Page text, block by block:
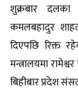
शुक्रबार दलका
कमलबहादुर
दिएपछि रिक्त
मन्त्रालयमा
बिहीबार प्रदेश